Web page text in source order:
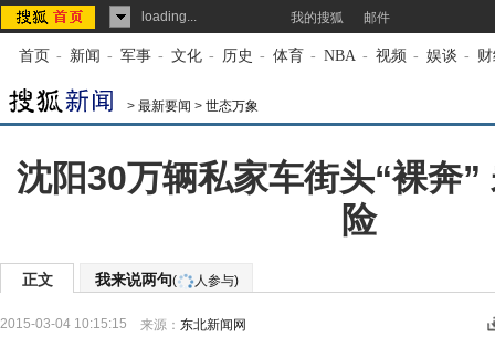
loading... 我的搜狐 邮件
首页 - 新闻 - 军事 - 文化 - 历史 - 体育 - NBA - 视频 - 娱谈 -
> 最新要闻 > 世态万象
沈阳30万辆私家车街头“裸奔”
险
正文 我来说两句( 人参与)
2015-03-04 10:15:15 来源： 东北新闻网